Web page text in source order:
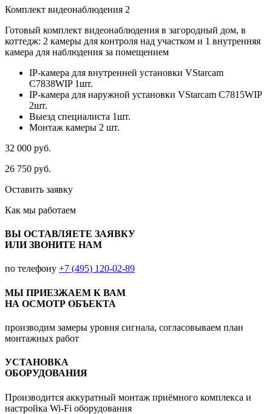
Комплект видеонаблюдения 2
Готовый комплект видеонаблюдения в загородный дом, в
коттедж: 2 камеры для контроля над участком и 1 внутренняя
камера для наблюдения за помещением
IP-камера для внутренней установки VStarcam
C7838WIP 1шт.
IP-камера для наружной установки VStarcam C7815WIP
2шт.
Выезд специалиста 1шт.
Монтаж камеры 2 шт.
32 000 руб.
26 750 руб.
Оставить заявку
Как мы работаем
ВЫ ОСТАВЛЯЕТЕ ЗАЯВКУ
ИЛИ ЗВОНИТЕ НАМ
по телефону +7 (495) 120-02-89
МЫ ПРИЕЗЖАЕМ К ВАМ
НА ОСМОТР ОБЪЕКТА
производим замеры уровня сигнала, согласовываем план
монтажных работ
УСТАНОВКА
ОБОРУДОВАНИЯ
Производится аккуратный монтаж приёмного комплекса и
настройка Wi-Fi оборудования